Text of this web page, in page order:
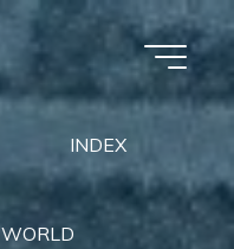
INDEX
WORLD